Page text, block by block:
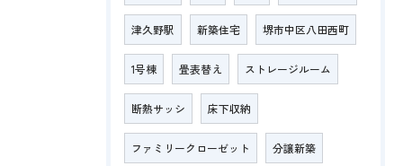
津久野駅 新築住宅 堺市中区八田西町
1号棟 畳表替え ストレージルーム
断熱サッシ 床下収納
ファミリークローゼット 分譲新築